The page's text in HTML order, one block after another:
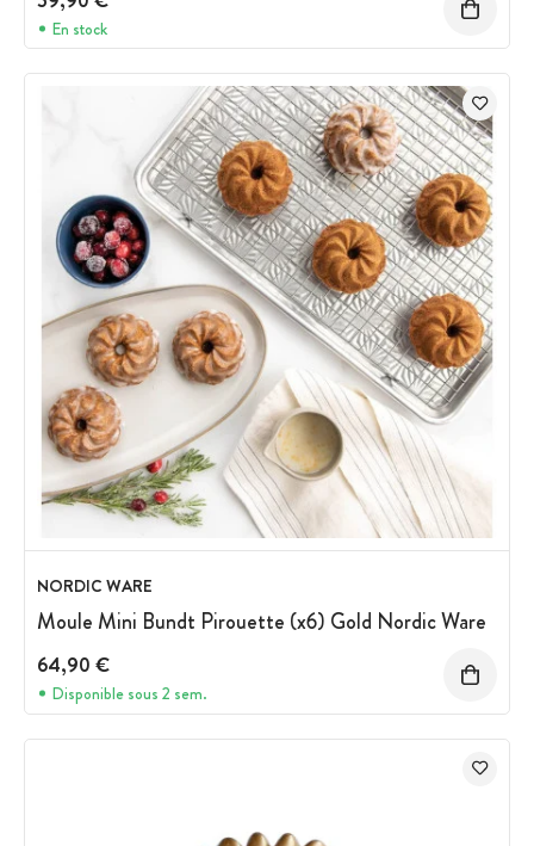
En stock
NORDIC WARE
Moule Mini Bundt Pirouette (x6) Gold Nordic Ware
64,90 €
Disponible sous 2 sem.